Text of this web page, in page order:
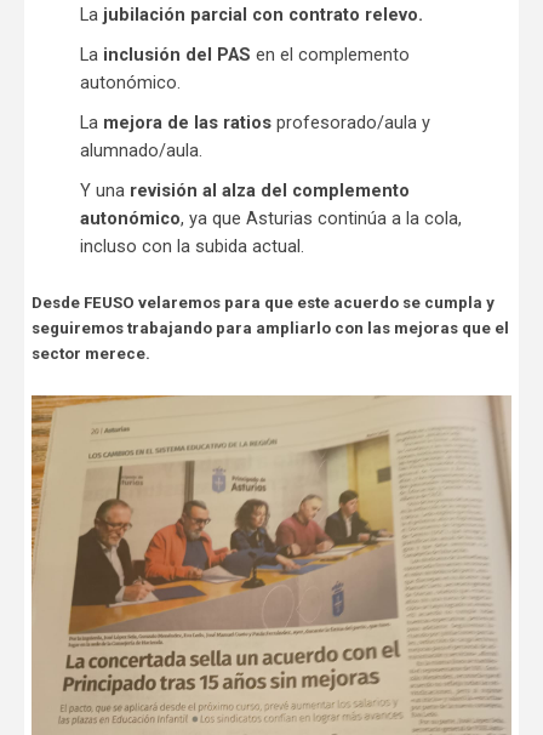
La jubilación parcial con contrato relevo.
La inclusión del PAS en el complemento
autonómico.
La mejora de las ratiosprofesorado/aula y
alumnado/aula.
Y una revisión al alza del complemento
autonómico, ya que Asturias continúa a la cola,
incluso con la subida actual.
Desde FEUSO velaremos para que este acuerdo se cumpla y
seguiremos trabajando para ampliarlo con las mejoras que el
sector merece.